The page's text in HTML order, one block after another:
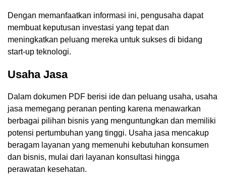
Dengan memanfaatkan informasi ini, pengusaha dapat
membuat keputusan investasi yang tepat dan
meningkatkan peluang mereka untuk sukses di bidang
start-up teknologi.
Usaha Jasa
Dalam dokumen PDF berisi ide dan peluang usaha, usaha
jasa memegang peranan penting karena menawarkan
berbagai pilihan bisnis yang menguntungkan dan memiliki
potensi pertumbuhan yang tinggi. Usaha jasa mencakup
beragam layanan yang memenuhi kebutuhan konsumen
dan bisnis, mulai dari layanan konsultasi hingga
perawatan kesehatan.